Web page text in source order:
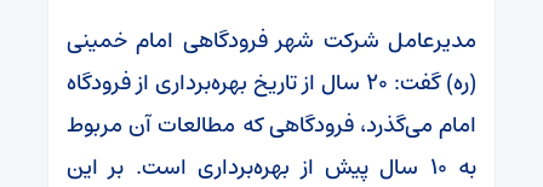
مدیرعامل شرکت شهر فرودگاهی امام خمینی
(ره) گفت: ۲۰ سال از تاریخ بهره‌برداری از فرودگاه
امام می‌گذرد، فرودگاهی که مطالعات آن مربوط
به ۱۰ سال پیش از بهره‌برداری است. بر این